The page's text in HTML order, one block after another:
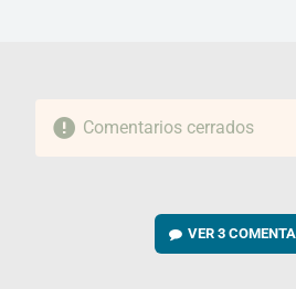
Comentarios cerrados
VER3